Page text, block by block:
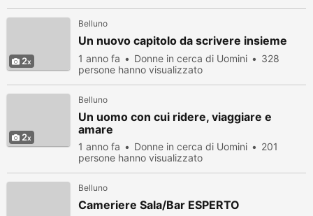
2
Belluno
Un nuovo capitolo da scrivere insieme
1 anno fa Donne in cerca di Uomini
328
persone hanno visualizzato
2
Belluno
Un uomo con cui ridere, viaggiare e
amare
1 anno fa Donne in cerca di Uomini
201
persone hanno visualizzato
Belluno
Cameriere Sala/Bar ESPERTO